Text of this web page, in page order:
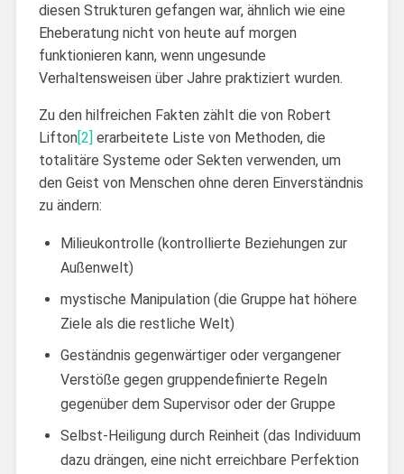
diesen Strukturen gefangen war, ähnlich wie eine
Eheberatung nicht von heute auf morgen
funktionieren kann, wenn ungesunde
Verhaltensweisen über Jahre praktiziert wurden.
Zu den hilfreichen Fakten zählt die von Robert
Lifton[2] erarbeitete Liste von Methoden, die
totalitäre Systeme oder Sekten verwenden, um
den Geist von Menschen ohne deren Einverständnis
zu ändern:
Milieukontrolle (kontrollierte Beziehungen zur
Außenwelt)
mystische Manipulation (die Gruppe hat höhere
Ziele als die restliche Welt)
Geständnis gegenwärtiger oder vergangener
Verstöße gegen gruppendefinierte Regeln
gegenüber dem Supervisor oder der Gruppe
Selbst-Heiligung durch Reinheit (das Individuum
dazu drängen, eine nicht erreichbare Perfektion